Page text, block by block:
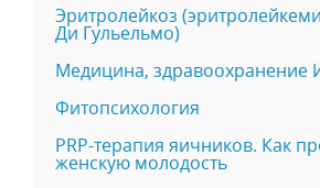
Эритролейкоз
Ди Гульельмо)
Медицина, здравоохранение
Фитопсихология
PRP-терапия яичников. Как
женскую молодость